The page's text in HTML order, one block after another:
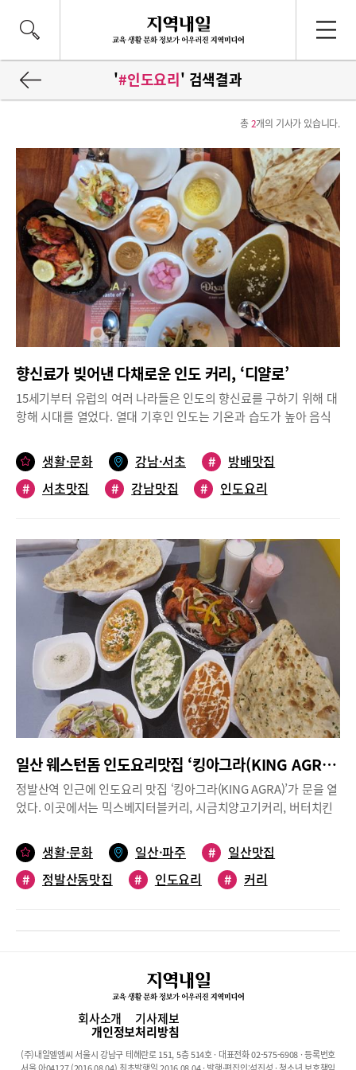
'#인도요리' 검색결과
총2개의 기사가 있습니다.
향신료가 빚어낸 다채로운 인도 커리, ‘디얄로’
15세기부터 유럽의 여러 나라들은 인도의 향신료를 구하기 위해 대
항해 시대를 열었다. 열대 기후인 인도는 기온과 습도가 높아 음식
신료의 나라 인도의 대표 음식인 커리를 다채롭게 맛볼 수 있는 방
배동 인도요리 전문점 ‘디얄로’를 소개한다. 15년 경력 인도 현지
셰프의 인도요리 전문점방배역 3번 출구 바로 근처, 이마트24 편의
캐슈넛, 넛맥, 페뉴그리크, 팬넬, 클로브, 마살라 등 다양한 향신료
를 사용해서 만들어낸 인도 정통 커리를 비롯해, 탄두리, 난 등을 맛
볼 수 있다.‘디얄로’의 실내는 현지인이 운영하는 음식점답게 인테
리어나 소품들이 이국적인 분위기를 자아낸다. 홀 가운데는 테이블
을 연결하면 10여 명이 이용할 수 있는 단체석이 되고, 매장 가장자
리는 파티션으로 구분돼 안락하고 프라이빗한 느낌을 주는 좌석들
이 있어서 연인이나 가족이 이용하기 좋다. 30여 종의 다양한 커
리, 치킨·버섯·왕새우·양고기 등 탄두리 바비큐‘디얄로’의 대표 메뉴
는 커리는 34가지나 있어서 메뉴판을 보고 놀라지 않을 수 없다. 야
채 커리 14종, 치킨 커리 7종, 양고기 커리 6종, 새우 커리 7종 등이
다. 야채 커리는 렌틸콩, 병아리콩, 어니언, 토마토, 감자, 시금치, 버
도 코티지 치즈 등을 넣어 다양한 커리 메뉴를 구성했다.치킨, 양고
기, 새우 커리는 캐슈넛 어니언 소스로 맛을 낸 기본 커리를 비롯해,
버터크림을 첨가한 마카니, 캐슈넛 크림 소스와 향신료로 맛을 낸
코르마, 토마토와 어니언 소스로 만든 부드럽고 매콤한 마살라, 시
피망과 양파, 항신료로 요리한 카다이 등이 있다. 커리 단품 메뉴의
가격은 11,900원~14,900원이다.인도 음식점에 가면 탄두리 바비큐
도 맛보지 않을 수 없는데, ‘디얄로’에는 치킨뿐만 아니라 버섯, 왕
터 갈릭, 허니, 허니 버터, 감자, 치즈 등 다양한 선택이 가능하다.코
스처럼 즐기는 스페셜 세트, 가성비 좋은 런치 세트‘디얄로’에서는
단품보다 세트 메뉴로 주문하면 가성비 좋게 코스처럼 다양한 메뉴
를 맛볼 수 있다. 스페셜A 세트(39,000원/2인)는 그린 샐러드, 탄두
리 치킨, 커리 4종 중 1개 선택, 난과 강황밥 중 2개 선택, 라씨 또는
생활·문화 강남·서초 #
방배맛집
#
서초맛집 # 강남맛집 #
인도요리
일산 웨스턴돔 인도요리맛집 ‘킹아그라(KING AGRA)’
정발산역 인근에 인도요리 맛집 ‘킹아그라(KING AGRA)’가 문을 열
었다. 이곳에서는 믹스베지터블커리, 시금치양고기커리, 버터치킨
띠까라고 불리우는 순살요리도 있다. 치킨띠까와 램띠까가 있다. 인
도식 볶음밥 비리야니, 인도식 만두 사모사도 맛 볼 수 있다. 인도
현지 요리사가 한국인의 입맛에 맞게 정성껏 요리를 만들어 제공하
밀리세트는 라씨 4잔과 샐러드 2개, 탄두리치킨 한 마리, 커리 3종
류, 난, 밥이 제공된다.연인들을 위한 데이트 코스는 물론, 지인과
가족들이 모임장소로도 손색이 없다. 아그라(AGRA)는 웨스턴돔 인
근 MBC 건너편 다이소건물(드림월드빌딩) 2층에 위치해 있다.위치
고양시 일산동구 정발산로 15 드림월드빌딩 205호문의 031-904-
7791
생활·문화 일산·파주 #
일산맛집
#
정발산동맛집 # 인도요리 #
커리
회사소개 기사제보
개인정보처리방침
(주)내일엘엠씨 서울시 강남구 테헤란로 151, 5층 514호 · 대표전화 02-575-6908 · 등록번호